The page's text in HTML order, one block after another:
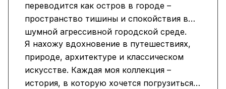
переводится как остров в городе –
пространство тишины и спокойствия в
шумной агрессивной городской среде.
Я нахожу вдохновение в путешествиях,
природе, архитектуре и классическом
искусстве. Каждая моя коллекция –
история, в которую хочется погрузиться,